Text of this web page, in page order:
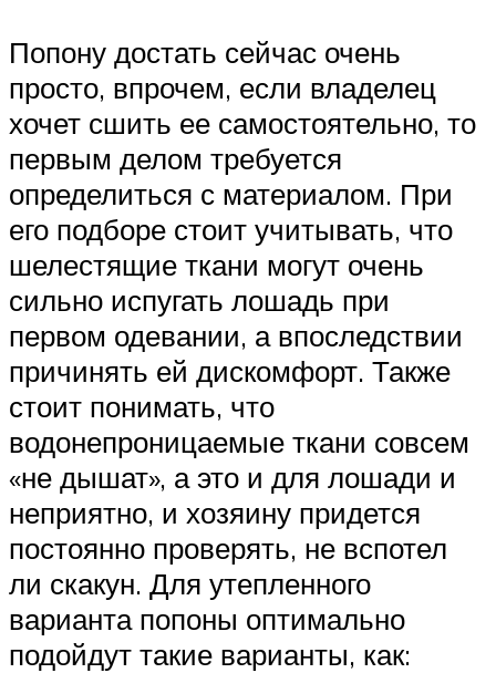
Попону достать сейчас очень
просто, впрочем, если владелец
хочет сшить ее самостоятельно, то
первым делом требуется
определиться с материалом. При
его подборе стоит учитывать, что
шелестящие ткани могут очень
сильно испугать лошадь при
первом одевании, а впоследствии
причинять ей дискомфорт. Также
стоит понимать, что
водонепроницаемые ткани совсем
«не дышат», а это и для лошади и
неприятно, и хозяину придется
постоянно проверять, не вспотел
ли скакун. Для утепленного
варианта попоны оптимально
подойдут такие варианты, как: